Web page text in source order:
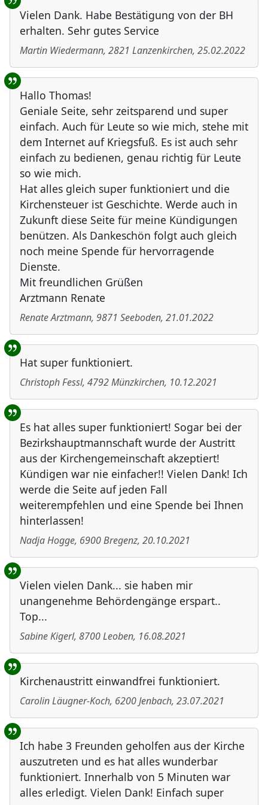
Vielen Dank. Habe Bestätigung von der BH
erhalten. Sehr gutes Service
Martin Wiedermann, 2821 Lanzenkirchen, 25.02.2022
Hallo Thomas!
Geniale Seite, sehr zeitsparend und super
einfach. Auch für Leute so wie mich, stehe mit
dem Internet auf Kriegsfuß. Es ist auch sehr
einfach zu bedienen, genau richtig für Leute
so wie mich.
Hat alles gleich super funktioniert und die
Kirchensteuer ist Geschichte. Werde auch in
Zukunft diese Seite für meine Kündigungen
benützen. Als Dankeschön folgt auch gleich
noch meine Spende für hervorragende
Dienste.
Mit freundlichen Grüßen
Arztmann Renate
Renate Arztmann, 9871 Seeboden, 21.01.2022
Hat super funktioniert.
Christoph Fessl, 4792Münzkirchen, 10.12.2021
Es hat alles super funktioniert! Sogar bei der
Bezirkshauptmannschaft wurde der Austritt
aus der Kirchengemeinschaft akzeptiert!
Kündigen war nie einfacher!! Vielen Dank! Ich
werde die Seite auf jeden Fall
weiterempfehlen und eine Spende bei Ihnen
hinterlassen!
Nadja Hogge, 6900Bregenz, 20.10.2021
Vielen vielen Dank... sie haben mir
unangenehme Behördengänge erspart..
Top...
Sabine Kigerl, 8700Leoben, 16.08.2021
Kirchenaustritt einwandfrei funktioniert.
Carolin Läugner-Koch, 6200Jenbach, 23.07.2021
Ich habe 3 Freunden geholfen aus der Kirche
auszutreten und es hat alles wunderbar
funktioniert. Innerhalb von 5 Minuten war
alles erledigt. Vielen Dank! Einfach super